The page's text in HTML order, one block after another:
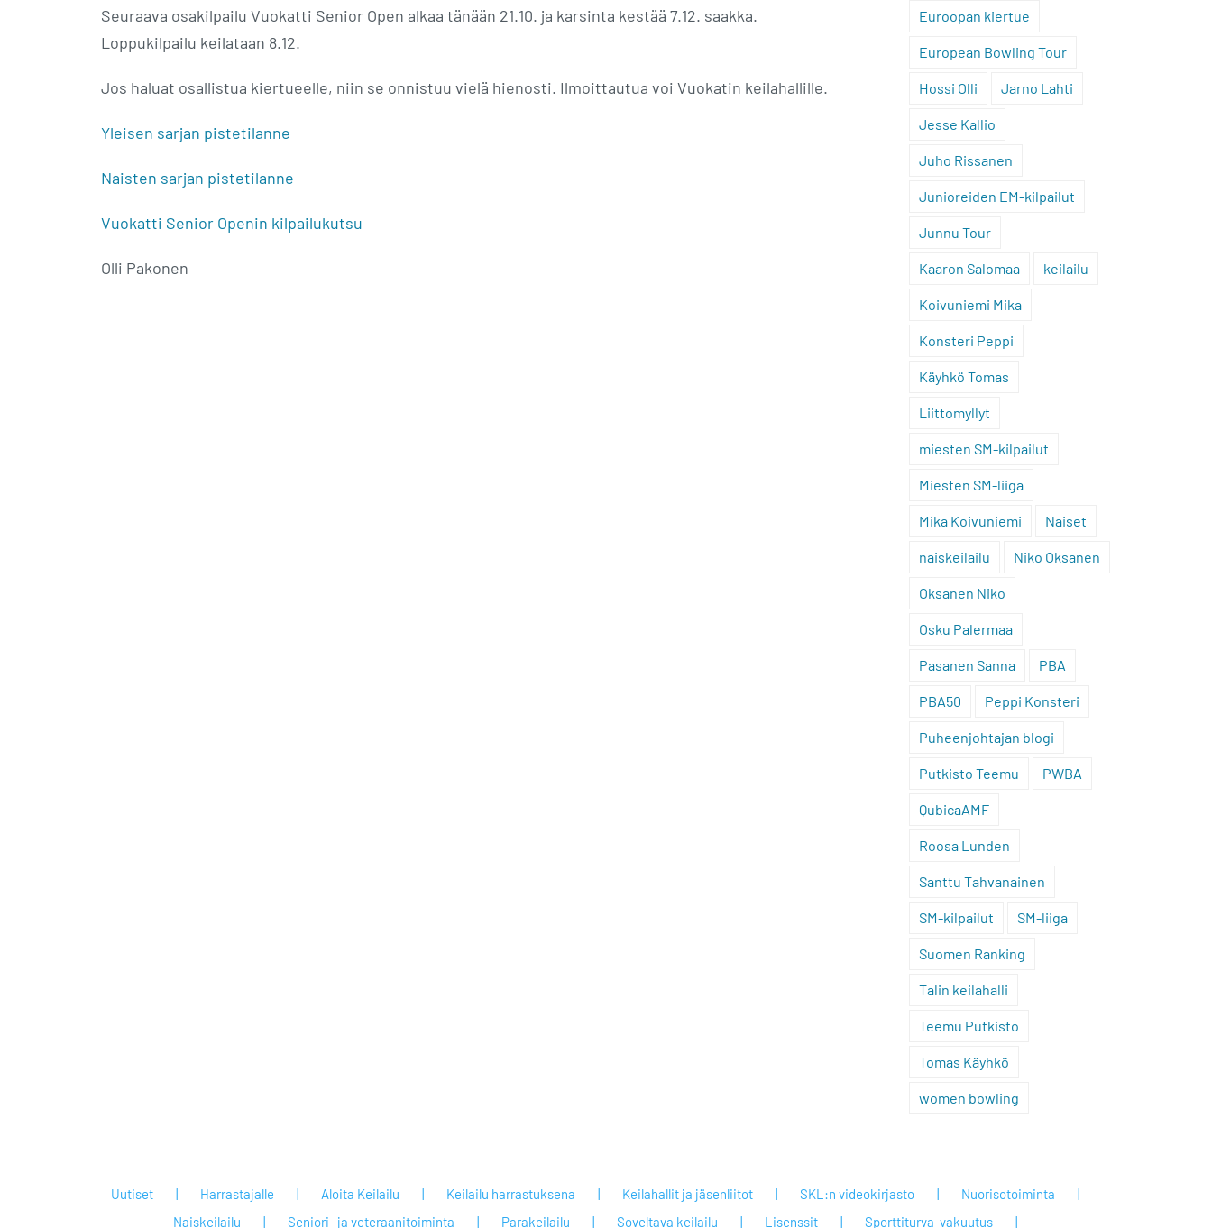
Seuraava osakilpailu Vuokatti Senior Open alkaa tänään 21.10. ja karsinta kestää 7.12. saakka.
Loppukilpailu keilataan 8.12.
Jos haluat osallistua kiertueelle, niin se onnistuu vielä hienosti. Ilmoittautua voi Vuokatin keilahallille.
Yleisen sarjan pistetilanne
Naisten sarjan pistetilanne
Vuokatti Senior Openin kilpailukutsu
Olli Pakonen
Euroopan kiertue
European Bowling Tour
Hossi Olli Jarno Lahti
Jesse Kallio
Juho Rissanen
Junioreiden EM-kilpailut
Junnu Tour
Kaaron Salomaa keilailu
Koivuniemi Mika
Konsteri Peppi
Käyhkö Tomas
Liittomyllyt
miesten SM-kilpailut
Miesten SM-liiga
Mika Koivuniemi Naiset
naiskeilailu Niko Oksanen
Oksanen Niko
Osku Palermaa
Pasanen Sanna PBA
PBA50 Peppi Konsteri
Puheenjohtajan blogi
Putkisto Teemu PWBA
QubicaAMF
Roosa Lunden
Santtu Tahvanainen
SM-kilpailut SM-liiga
Suomen Ranking
Talin keilahalli
Teemu Putkisto
Tomas Käyhkö
women bowling
Uutiset Harrastajalle Aloita Keilailu Keilailu harrastuksena Keilahallit ja jäsenliitot SKL:n videokirjasto
Nuorisotoiminta
Naiskeilailu
Seniori- ja veteraanitoiminta Parakeilailu Soveltava keilailu Lisenssit Sporttiturva-vakuutus